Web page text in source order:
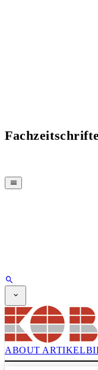
Magazin
CPI-TV
EVENTS
BUYERS' GUIDE
JOB BRIDGE
ABOUT ARTIKEL